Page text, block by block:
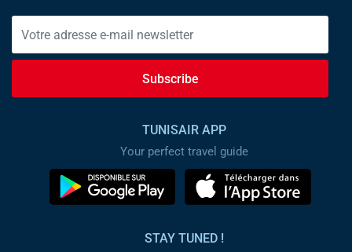
Subscribe
TUNISAIR APP
Your perfect travel guide
STAY TUNED !